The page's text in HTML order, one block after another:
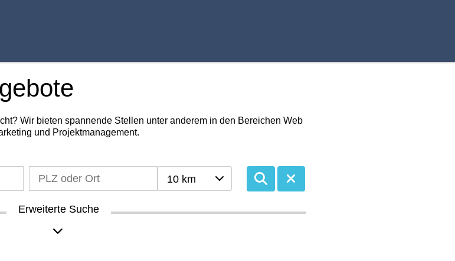
Wir bieten spannende Stellen unter anderem in den Bereichen Web
und Projektmanagement.
10 km
Erweiterte Suche